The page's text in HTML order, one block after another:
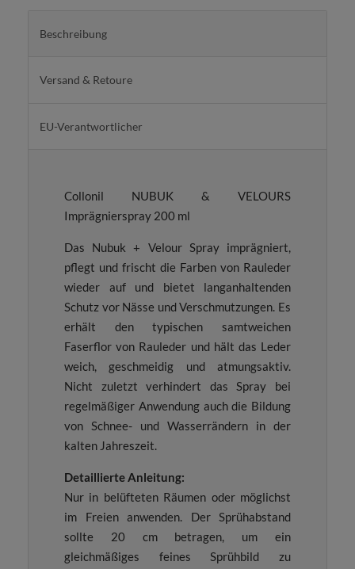
Beschreibung
Versand & Retoure
EU-Verantwortlicher
Collonil NUBUK & VELOURS
Imprägnierspray 200 ml
Das Nubuk + Velour Spray imprägniert,
pflegt und frischt die Farben von Rauleder
wieder auf und bietet langanhaltenden
Schutz vor Nässe und Verschmutzungen. Es
erhält den typischen samtweichen
Faserflor von Rauleder und hält das Leder
weich, geschmeidig und atmungsaktiv.
Nicht zuletzt verhindert das Spray bei
regelmäßiger Anwendung auch die Bildung
von Schnee- und Wasserrändern in der
kalten Jahreszeit.
Detaillierte Anleitung:
Nur in belüfteten Räumen oder möglichst
im Freien anwenden. Der Sprühabstand
sollte 20 cm betragen, um ein
gleichmäßiges feines Sprühbild zu